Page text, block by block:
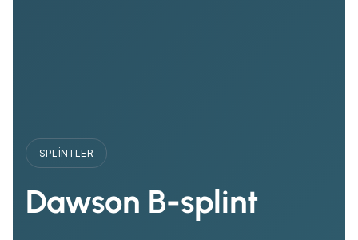
SPLINTLER
Dawson B-splint